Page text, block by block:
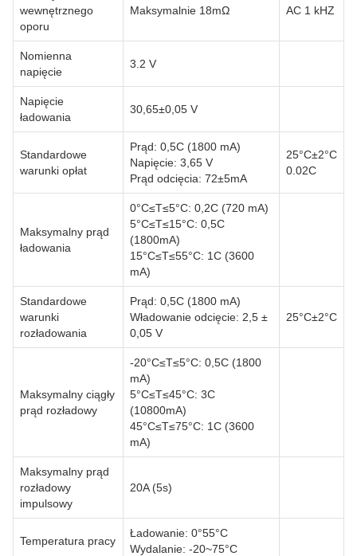
wewnętrznego
oporu
Maksymalnie 18mΩ AC 1 kHZ
Nomienna
napięcie
3.2 V
Napięcie
ładowania
30,65±0,05 V
Standardowe
warunki opłat
Prąd: 0,5C (1800 mA)
Napięcie: 3,65 V
Prąd odcięcia: 72±5mA
25°C±2°C
0.02C
Maksymalny prąd
ładowania
0°C≤T≤5°C: 0,2C (720 mA)
5°C≤T≤15°C: 0,5C
(1800mA)
15°C≤T≤55°C: 1C (3600
mA)
Standardowe
warunki
rozładowania
Prąd: 0,5C (1800 mA)
Władowanie odcięcie: 2,5 ±
0,05 V
25°C±2°C
Maksymalny ciągły
prąd rozładowy
-20°C≤T≤5°C: 0,5C (1800
mA)
5°C≤T≤45°C: 3C
(10800mA)
45°C≤T≤75°C: 1C (3600
mA)
Maksymalny prąd
rozładowy
impulsowy
20A (5s)
Temperatura pracy
Ładowanie: 0°55°C
Wydalanie: -20~75°C